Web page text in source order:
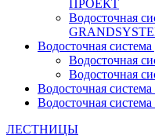
ПРОЕКТ
Водосточная
Водосточная
Водосточная
Водосточная
Водосточная
Водосточная система
ЛЕСТНИЦЫ